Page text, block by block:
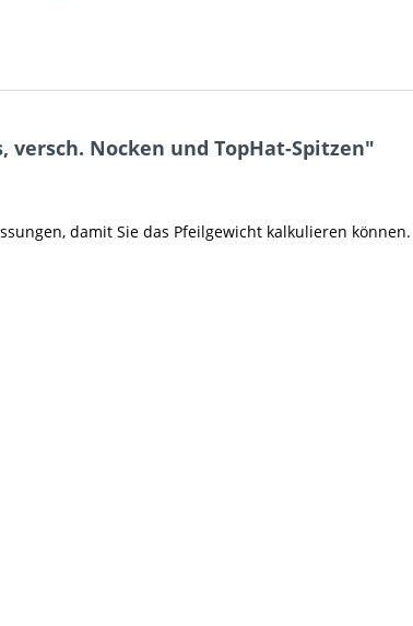
Nocken und TopHat-Spitzen"
damit Sie das Pfeilgewicht kalkulieren können.